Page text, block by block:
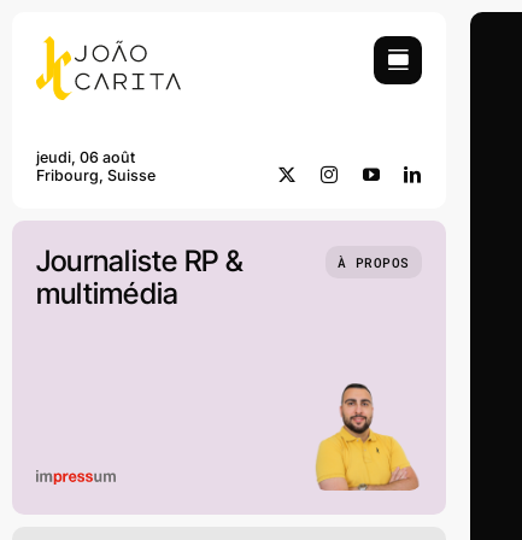
content
jeudi, 06 août
Fribourg, Suisse
Journaliste RP &
multimédia
À PROPOS